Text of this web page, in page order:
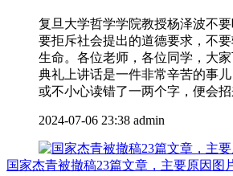
复旦大学哲学学院教授杨泽波不
要拒斥社会提出的道德要求，不
生命。各位老师，各位同学，大
典礼上讲话是一件非常辛苦的事儿
或不小心读错了一两个字，便会
2024-07-06 23:38 admin
国家杰青被撤稿23篇文章，主要原因图